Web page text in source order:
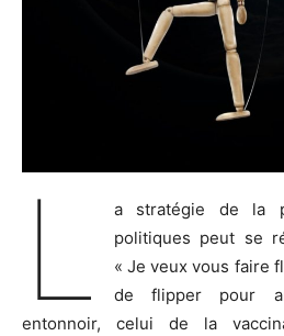
L
a stratégie de la
politiques peut se
« Je veux vous faire
de flipper pour
entonnoir, celui de la